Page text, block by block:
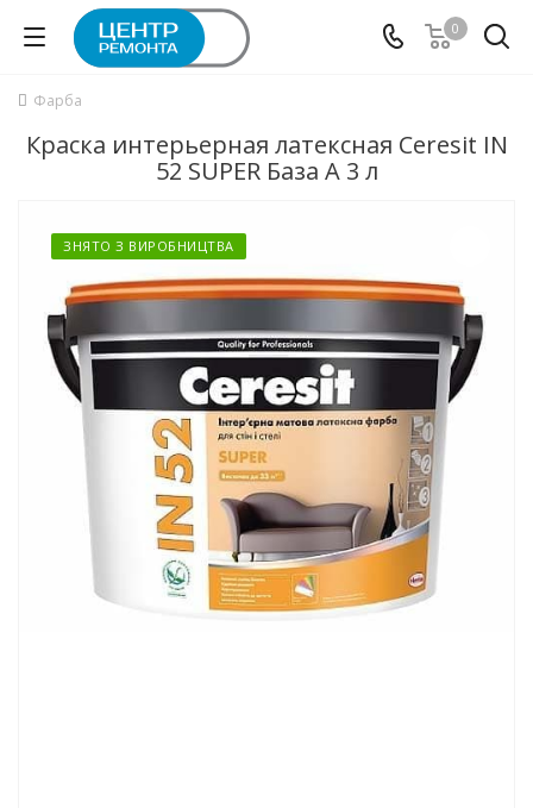
0
Фарба
Краска интерьерная латексная Ceresit IN
52 SUPER База А 3 л
ЗНЯТО З ВИРОБНИЦТВА